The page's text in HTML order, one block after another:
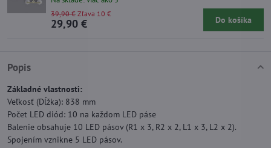
Popis
Základné vlastnosti:
Veľkosť (Dĺžka): 838 mm
Počet LED diód: 10 na každom LED páse
Balenie obsahuje 10 LED pásov (R1 x 3, R2 x 2, L1 x 3, L2 x 2).
Spojením vznikne 5 LED pásov.
29,90 €
39,90 € Zľava 10 €
Do košíka